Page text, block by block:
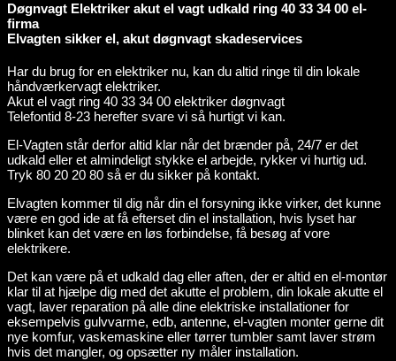
Døgnvagt Elektriker akut el vagt udkald ring 40 33 34 00 el-
firma
Elvagten sikker el, akut døgnvagt skadeservices
Har du brug for en elektriker nu, kan du altid ringe til din lokale
håndværkervagt elektriker.
Akut el vagt ring 40 33 34 00 elektriker døgnvagt
Telefontid 8-23 herefter svare vi så hurtigt vi kan.
El-Vagten står derfor altid klar når det brænder på, 24/7 er det
udkald eller et almindeligt stykke el arbejde, rykker vi hurtig ud.
Tryk 80 20 20 80 så er du sikker på kontakt.
Elvagten kommer til dig når din el forsyning ikke virker, det kunne
være en god ide at få efterset din el installation, hvis lyset har
blinket kan det være en løs forbindelse, få besøg af vore
elektrikere.
Det kan være på et udkald dag eller aften, der er altid en el-montør
klar til at hjælpe dig med det akutte el problem, din lokale akutte el
vagt, laver reparation på alle dine elektriske installationer for
eksempelvis gulvvarme, edb, antenne, el-vagten monter gerne dit
nye komfur, vaskemaskine eller tørrer tumbler samt laver strøm
hvis det mangler, og opsætter ny måler installation.